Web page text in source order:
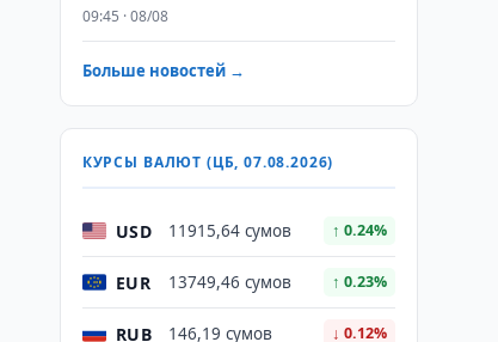
09:45 · 08/08
Больше новостей →
КУРСЫ ВАЛЮТ (ЦБ, 07.08.2026)
USD 11915,64 сумов ↑ 0.24%
EUR 13749,46 сумов ↑ 0.23%
RUB 146,19 сумов ↓ 0.12%